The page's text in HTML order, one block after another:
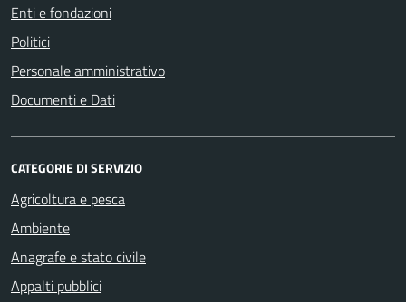
Enti e fondazioni
Politici
Personale amministrativo
Documenti e Dati
CATEGORIE DI SERVIZIO
Agricoltura e pesca
Ambiente
Anagrafe e stato civile
Appalti pubblici